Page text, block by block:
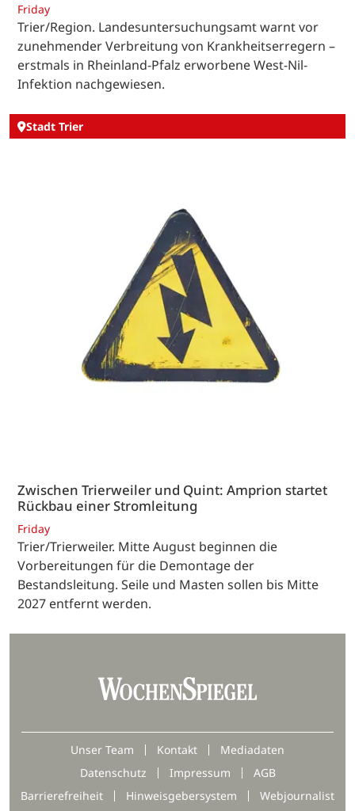
Friday
Trier/Region. Landesuntersuchungsamt warnt vor
zunehmender Verbreitung von Krankheitserregern –
erstmals in Rheinland-Pfalz erworbene West-Nil-
Infektion nachgewiesen.
Stadt Trier
Zwischen Trierweiler und Quint: Amprion startet
Rückbau einer Stromleitung
Friday
Trier/Trierweiler. Mitte August beginnen die
Vorbereitungen für die Demontage der
Bestandsleitung. Seile und Masten sollen bis Mitte
2027 entfernt werden.
Unser Team Kontakt
Mediadaten
Datenschutz
Impressum
AGB
Barrierefreiheit
Hinweisgebersystem Webjournalist